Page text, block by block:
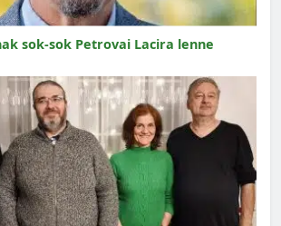
sok-sok Petrovai Lacira lenne